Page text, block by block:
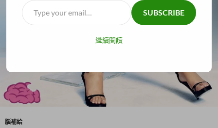
腦補給
Type
your
SUBSCRIBE
繼續閱讀